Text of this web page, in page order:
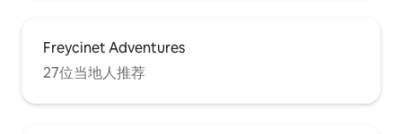
Freycinet Adventures
27位当地人推荐